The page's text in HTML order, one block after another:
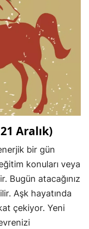
Aralık)
bir gün
konuları veya
Bugün atacağınız
Aşk hayatında
çekiyor. Yeni